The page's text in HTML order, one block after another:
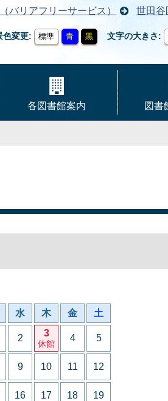
バリアフリーサービス） 世田谷
色変更 標準 青 黒 文字の大きさ
各図書館案内 図書
水 木 金 土
2 3
休館
4 5
9 10 11 12
16 17 18 19